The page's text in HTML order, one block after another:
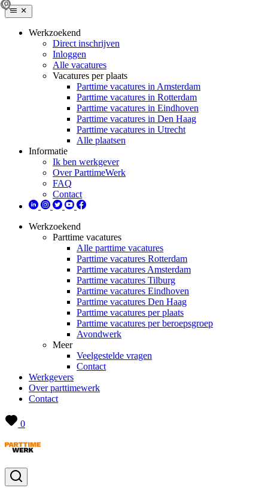
Werkzoekend
Direct inschrijven
Inloggen
Alle vacatures
Vacatures per plaats
Parttime vacatures in Amsterdam
Parttime vacatures in Rotterdam
Parttime vacatures in Eindhoven
Parttime vacatures in Den Haag
Parttime vacatures in Utrecht
Alle plaatsen
Informatie
Ik ben werkgever
Over ParttimeWerk
FAQ
Contact
Werkzoekend
Parttime vacatures
Alle parttime vacatures
Parttime vacatures Rotterdam
Parttime vacatures Amsterdam
Parttime vacatures Tilburg
Parttime vacatures Eindhoven
Parttime vacatures Den Haag
Parttime vacatures per plaats
Parttime vacatures per beroepsgroep
Avondwerk
Meer
Veelgestelde vragen
Contact
Werkgevers
Over parttimewerk
Contact
0